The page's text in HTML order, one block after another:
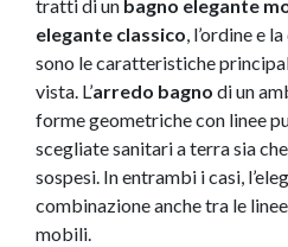
tratti di un bagno elegante
elegante classico, l’ordine e
sono le caratteristiche
vista. L’arredo bagno di un
forme geometriche con linee
scegliate sanitari a terra sia
sospesi. In entrambi i casi,
combinazione anche tra le
mobili.